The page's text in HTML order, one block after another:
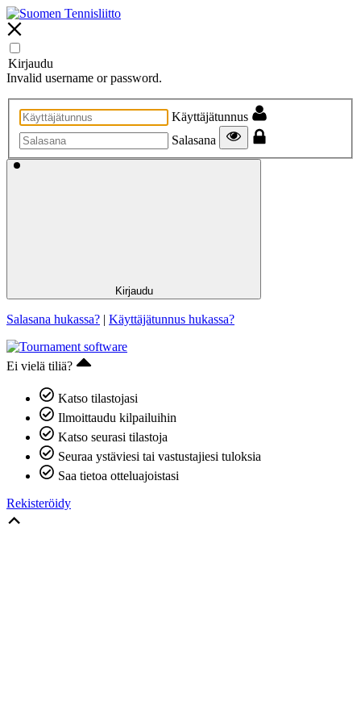
Kirjaudu
Invalid username or password.
Käyttäjätunnus
Salasana
Kirjaudu
Salasana hukassa? | Käyttäjätunnus hukassa?
Ei vielä tiliä?
Katso tilastojasi
Ilmoittaudu kilpailuihin
Katso seurasi tilastoja
Seuraa ystäviesi tai vastustajiesi tuloksia
Saa tietoa otteluajoistasi
Rekisteröidy